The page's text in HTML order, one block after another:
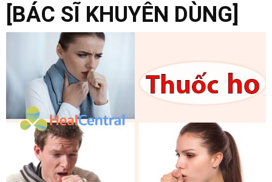
[BÁC SĨ KHUYÊN DÙNG]